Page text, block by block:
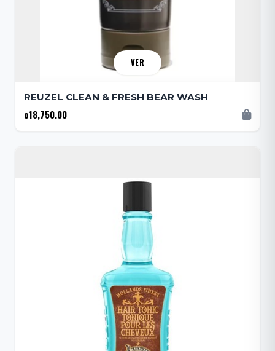
VER
REUZEL CLEAN & FRESH BEAR WASH
¢18,750.00